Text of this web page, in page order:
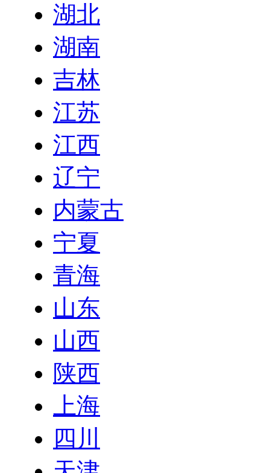
湖北
湖南
吉林
江苏
江西
辽宁
内蒙古
宁夏
青海
山东
山西
陕西
上海
四川